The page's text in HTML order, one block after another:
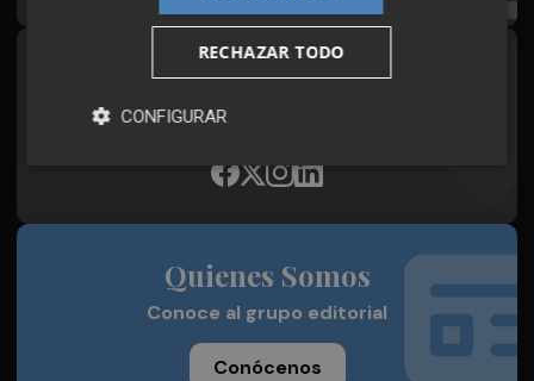
Síguenos en redes
Plaza Podcast, desde cualquier medio
Quienes Somos
Conoce al grupo editorial
Conócenos
RECHAZAR TODO
CONFIGURAR